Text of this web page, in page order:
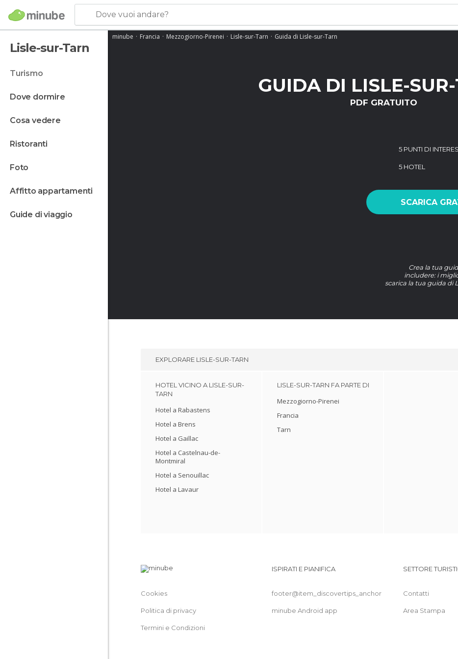
Dove vuoi andare?
Lisle-sur-Tarn
turismo
dove dormire
cosa vedere
ristoranti
foto
affitto appartamenti
guide di viaggio
minube Francia Mezzogiorno-Pirenei Lisle-sur-Tarn Guida di Lisle-sur-Tarn
GUIDA DI LISLE-
PDF GRATUITO
5 PUNTI DI
5 HOTEL
SCARICA
Crea la tua
includere: i
scarica la tua guida di
EXPLORARE LISLE-SUR-TARN
HOTEL VICINO A LISLE-SUR-
TARN
Hotel a Rabastens
Hotel a Brens
Hotel a Gaillac
Hotel a Castelnau-de-
Montmiral
Hotel a Senouillac
Hotel a Lavaur
LISLE-SUR-TARN FA PARTE DI
Mezzogiorno-Pirenei
Francia
Tarn
Cookies
Politica di privacy
Termini e Condizioni
ISPIRATI E PIANIFICA
footer@item_discovertips_anchor
minube Android app
SETTORE
Contatti
Area Stampa